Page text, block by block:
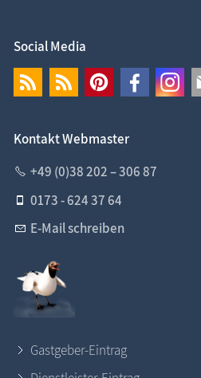
Social Media
Kontakt Webmaster
+49 (0)38 202 – 306 87
0173 - 624 37 64
E-Mail schreiben
Gastgeber-Eintrag